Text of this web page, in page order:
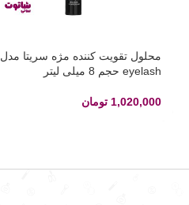
محلول تقویت کننده مژه سریتا مدل
eyelash حجم 8 میلی لیتر
1,020,000 تومان